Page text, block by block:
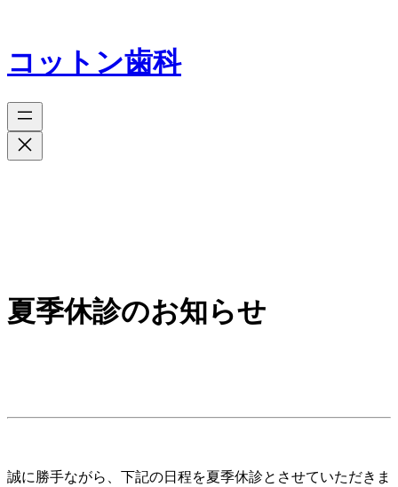
コットン歯科
夏季休診のお知らせ
誠に勝手ながら、下記の日程を夏季休診とさせていただきま